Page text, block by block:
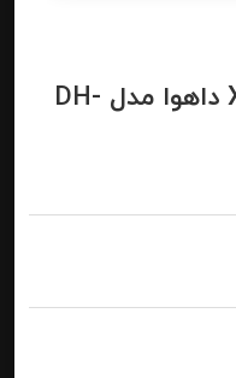
دستگاه ضبط تصاویر XVR داهوا مدل DH-